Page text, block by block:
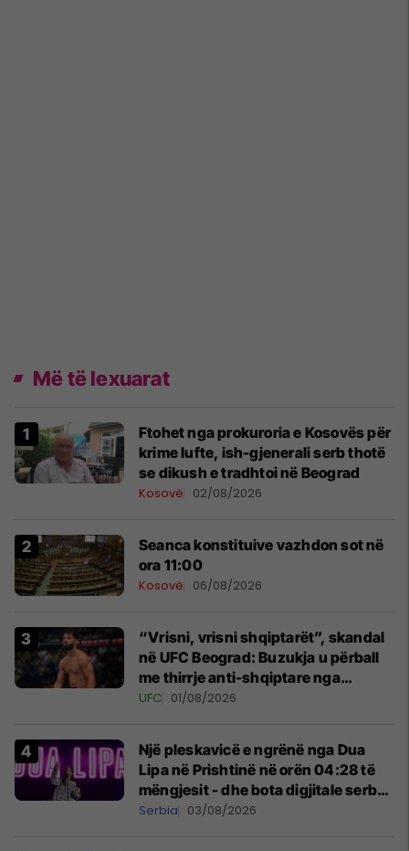
Më të lexuarat
Ftohet nga prokuroria e Kosovës për
krime lufte, ish-gjenerali serb thotë
se dikush e tradhtoi në Beograd
Kosovë 02/08/2026
Seanca konstituive vazhdon sot në
ora 11:00
Kosovë 06/08/2026
“Vrisni, vrisni shqiptarët”, skandal
në UFC Beograd: Buzukja u përball
me thirrje anti-shqiptare nga
tribunat
UFC 01/08/2026
Një pleskavicë e ngrënë nga Dua
Lipa në Prishtinë në orën 04:28 të
mëngjesit - dhe bota digjitale serbe
shpall gjendjen e luftës
Serbia 03/08/2026